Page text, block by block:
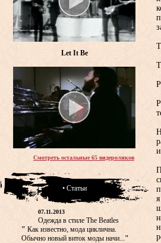
Let It Be
Смотреть остальные 65 видероликов
• Статьи
07.11.2013
Одежда в стиле The Beatles
" Как известно, мода циклична.
Обычно новый виток моды начи..."